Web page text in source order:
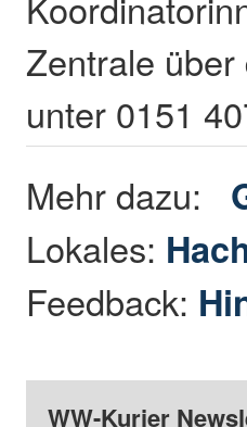
Zentrale
unter 0151
Mehr dazu:
Lokales:
Feedback:
WW-Kurier